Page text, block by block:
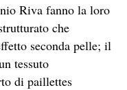
Riva fanno la loro
che
seconda pelle; il
tessuto
di paillettes